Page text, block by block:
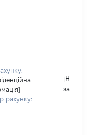
рахунку:
[Не